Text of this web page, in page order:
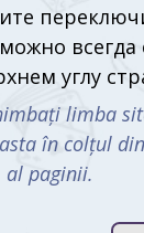
215mdl
О ПОСТУПЛЕНИИ